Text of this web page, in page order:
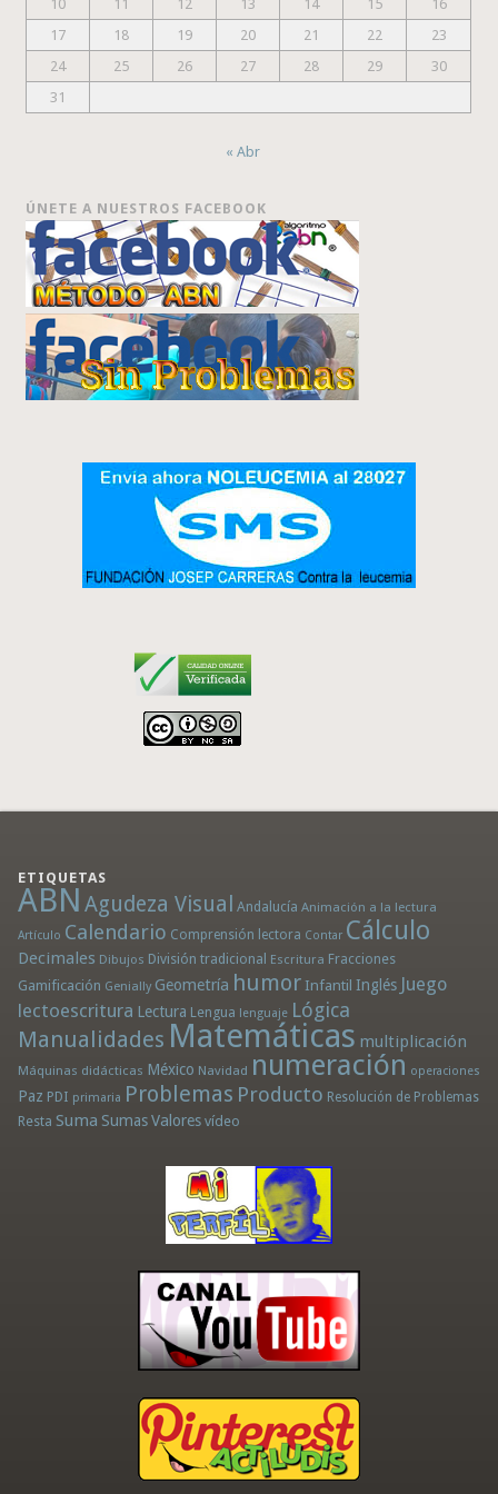
10
11 12 13 14 15
16
17
18 19 20 21 22
23
24
25 26 27 28 29
30
31
« Abr
ÚNETE A NUESTROS FACEBOOK
ETIQUETAS
ABN Agudeza Visual Andalucía Animación a la lectura
Artículo Calendario Comprensión lectora Contar Cálculo
Decimales Dibujos División tradicional Escritura Fracciones
Gamificación Genially Geometría humor Infantil Inglés Juego
lectoescritura Lectura Lengua lenguaje Lógica
Manualidades Matemáticas multiplicación
Máquinas didácticas México Navidad numeración operaciones
Paz PDI primaria Problemas Producto Resolución de Problemas
Resta Suma Sumas Valores vídeo